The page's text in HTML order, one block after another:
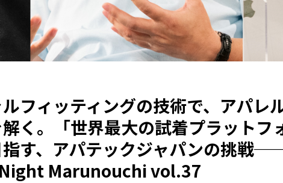
フィッティングの技術で、アパレ
く。「世界最大の試着プラットフ
指す、アパテックジャパンの挑戦
Marunouchi vol.37